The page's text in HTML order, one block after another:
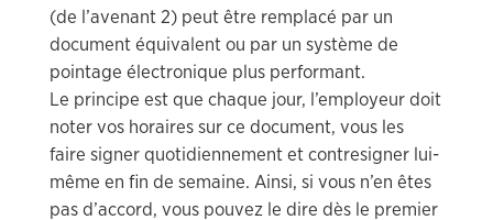
(de l’avenant 2) peut être remplacé par un
document équivalent ou par un système de
pointage électronique plus performant.
Le principe est que chaque jour, l’employeur doit
noter vos horaires sur ce document, vous les
faire signer quotidiennement et contresigner lui-
même en fin de semaine. Ainsi, si vous n’en êtes
pas d’accord, vous pouvez le dire dès le premier